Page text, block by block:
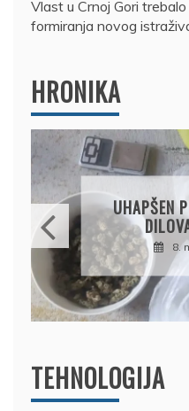
Vlast u Crnoj Gori
formiranja novog
HRONIKA
12.
TEHNOLOGIJA